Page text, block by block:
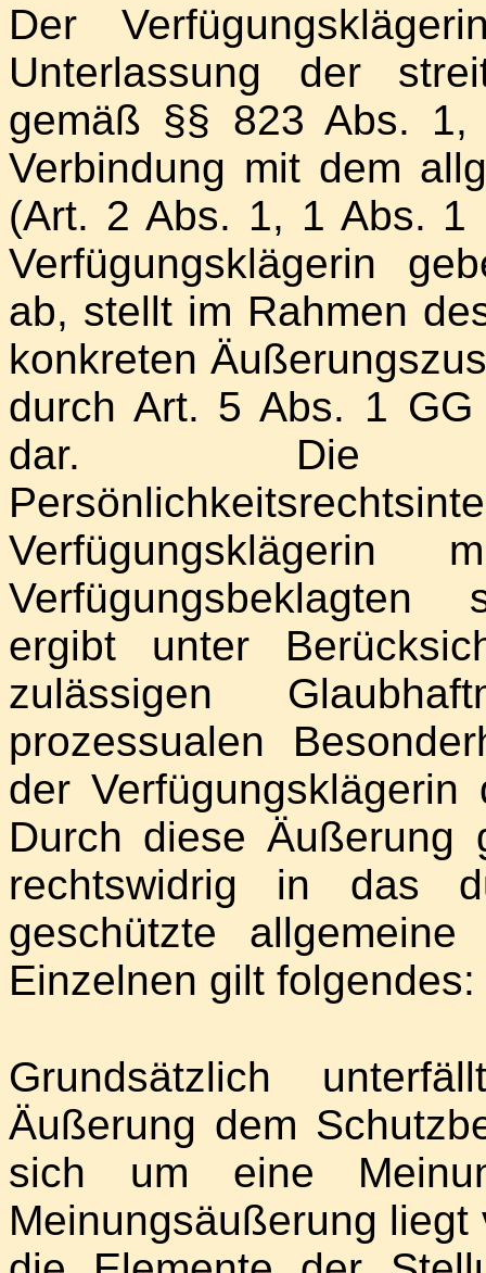
Der
Unterlassung der
gemäß §§ 823 Abs.
Verbindung mit dem
(Art. 2 Abs. 1, 1 Abs. 1
Verfügungsklägerin
ab, stellt im Rahmen
konkreten
durch Art. 5 Abs. 1 GG
dar. Die
Verfügungsbeklagten
ergibt unter
zulässigen
prozessualen
der
Durch diese Äußerung
rechtswidrig in das
geschützte
Einzelnen gilt folgendes:
Grundsätzlich
Äußerung dem
sich um eine
Meinungsäußerung